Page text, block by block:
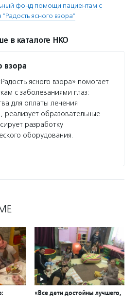
фонд помощи пациентам с
ясного взора"
в каталоге НКО
взора
ясного взора» помогает
с заболеваниями глаз:
для оплаты лечения
реализует образовательные
разработку
оборудования.
«Все дети достойны лучшего,